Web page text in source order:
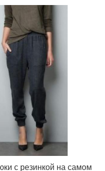
с резинкой на самом